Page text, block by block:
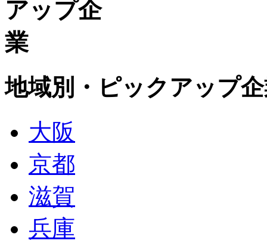
地域別・ピックアップ
大阪
京都
滋賀
兵庫